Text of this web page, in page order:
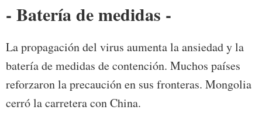
- Batería de medidas -
La propagación del virus aumenta la ansiedad y la
batería de medidas de contención. Muchos países
reforzaron la precaución en sus fronteras. Mongolia
cerró la carretera con China.